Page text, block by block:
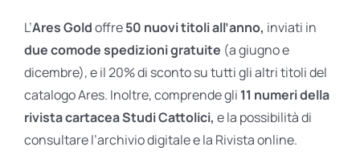
L’Ares Goldoffre50 nuovi titoli all’anno, inviati in
due comode spedizioni gratuite (a giugno e
dicembre), e il 20% di sconto su tutti gli altri titoli del
catalogo Ares. Inoltre, comprende gli 11 numeri della
rivista cartacea Studi Cattolici, e la possibilità di
consultare l’archivio digitale e la Rivista online.